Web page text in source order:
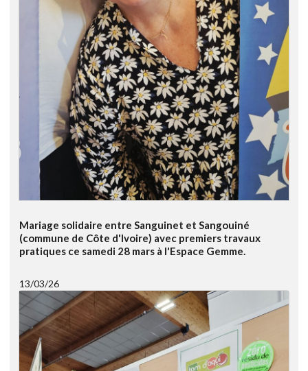
Mariage solidaire entre Sanguinet et Sangouiné
(commune de Côte d'Ivoire) avec premiers travaux
pratiques ce samedi 28 mars à l'Espace Gemme.
13/03/26